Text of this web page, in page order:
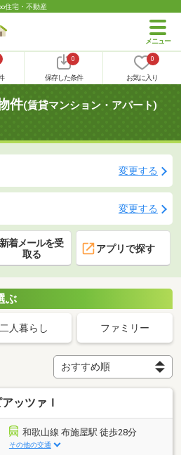
住宅・不動産
0
保存した条件
0
お気に入り
件(賃貸マンション・アパート)
変更する
変更する
新着メールを受
取る
アプリで探す
ぶ
二人暮らし ファミリー
ッツァＩ
和歌山線 布施屋駅 徒歩28分
その他の交通